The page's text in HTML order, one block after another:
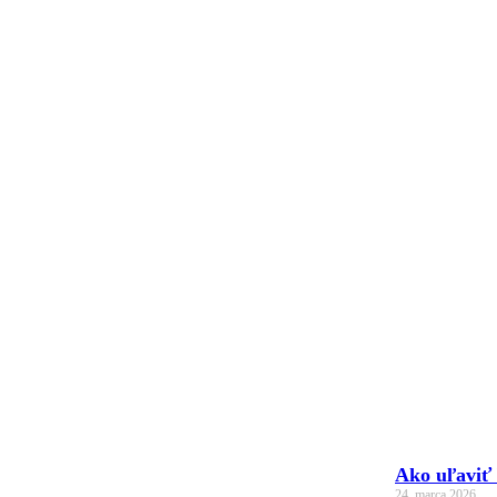
Ako uľaviť